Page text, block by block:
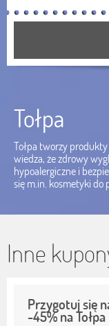
Tołpa
Tołpa tworzy
wiedza, że zdrowy
hypoalergiczne i
się m.in. kosmetyki do
Inne
Przygotuj się
-45% na Tołpa